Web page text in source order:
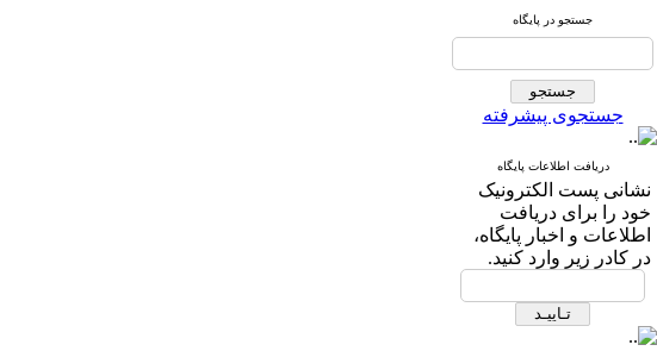
جستجو در پایگاه
جستجوی پیشرفته
دریافت اطلاعات پایگاه
نشانی پست الکترونیک
خود را برای دریافت
اطلاعات و اخبار پایگاه،
در کادر زیر وارد کنید.